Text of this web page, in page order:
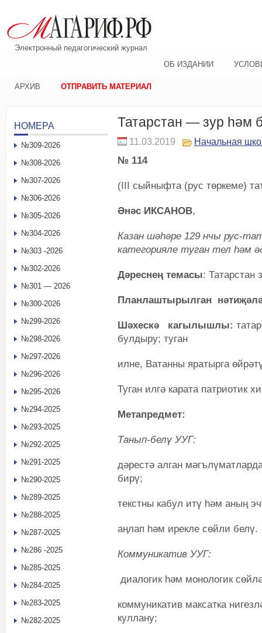
Электронный педагогический журнал
ОБ ИЗДАНИИ
АРХИВ ОТПРАВИТЬ МАТЕРИАЛ
Татарстан — зур һәм
11.03.2019 Начальная
№ 114
(III сыйныфта (рус төркеме)
Әнәс ИКСАНОВ,
Казан шәһәре 129 нчы рус-
категорияле туган тел һәм
Дәреснең темасы: Татарстан
Планлаштырылган
Шәхескә кагылышлы:
булдыру; туган
илне, Ватанны яратырга
Туган илгә карата патриотик
Метапредмет:
Танып-белү УУГ:
дәрестә алган
бирү;
текстны кабул итү һәм аның
аңлап һәм ирекле сөйли белү.
Коммуникатив УУГ:
диалогик һәм монологик
коммуникатив максатка
куллану;
НОМЕРА
№309-2026
№308-2026
№307-2026
№306-2026
№305-2026
№304-2026
№303 -2026
№302-2026
№301 — 2026
№300-2026
№299-2026
№298-2026
№297-2026
№296-2026
№295-2026
№294-2025
№293-2025
№292-2025
№291-2025
№290-2025
№289-2025
№288-2025
№287-2025
№286 -2025
№285-2025
№284-2025
№283-2025
№282-2025